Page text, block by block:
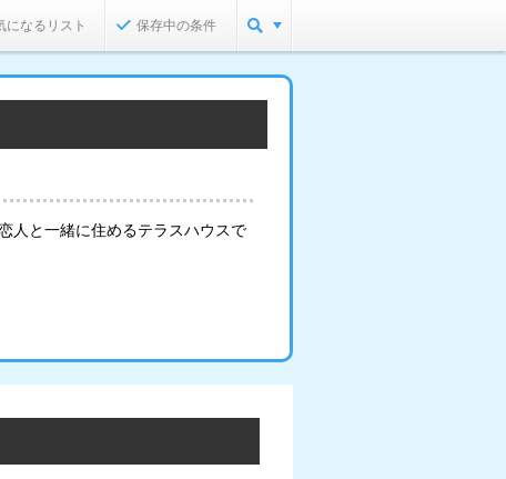
になるリスト 保存中の条件
人と一緒に住めるテラスハウスで